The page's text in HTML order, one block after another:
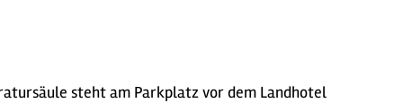
steht am Parkplatz vor dem Landhotel